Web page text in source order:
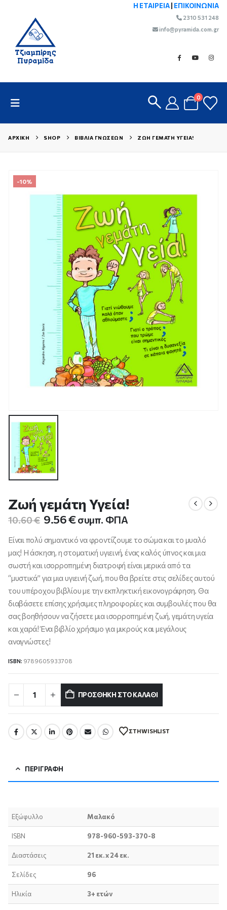
Η ΕΤΑΙΡΕΙΑ ΕΠΙΚΟΙΝΩΝΙΑ
2310 531 248
info@pyramida.com.gr
0
ΑΡΧΙΚΉ SHOP ΒΙΒΛΊΑ ΓΝΏΣΕΩΝ ΖΩΉ ΓΕΜΆΤΗ ΥΓΕΊΑ!
-10%
Ζωή γεμάτη Υγεία!
10.60€ Original
was:
10.60 €.
9.56€Η
τρέχουσα
τιμή
είναι:
9.56 €.
συμπ. ΦΠΑ
Είναι πολύ σημαντικό να φροντίζουμε το σώμα και το μυαλό
μας! Η άσκηση, η στοματική υγιεινή, ένας καλός ύπνος και μια
σωστή και ισορροπημένη διατροφή είναι μερικά από τα
“μυστικά” για μια υγιεινή ζωή, που θα βρείτε στις σελίδες αυτού
του υπέροχου βιβλίου με την εκπληκτική εικονογράφηση. Θα
διαβάσετε επίσης χρήσιμες πληροφορίες και συμβουλές που θα
σας βοηθήσουν να ζήσετε μια ισορροπημένη ζωή, γεμάτη υγεία
και χαρά! Ένα βιβλίο χρήσιμο για μικρούς και μεγάλους
αναγνώστες!
ISBN: 9789605933708
ΠΡΟΣΘΉΚΗ ΣΤΟ ΚΑΛΆΘΙ
ΣΤΗ WISHLIST
ΠΕΡΙΓΡΑΦΉ
Εξώφυλλο Μαλακό
ISBN 978-960-593-370-8
Διαστάσεις 21 εκ. x 24 εκ.
Σελίδες 96
Ηλικία 3+ ετών